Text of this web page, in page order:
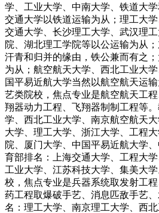
学、工业大学、中南大学、铁道大学
交通大学以铁道运输为从；理工大
交通大学、长沙理工大学、武汉理
院、湖北理工学院等以公运输为从
汗青和归并的缘由，铁公兼而有之
为从；航空航天大学、西北工业大
国平易近航大学当然以航空航天运
艺类院校，焦点专业是航空航天工
翔器动力工程、飞翔器制制工程等
学、西北工业大学、南京航空航天
大学、理工大学、浙江大学、工程
院、厦门大学、中国平易近航大学
育部排名：上海交通大学、工程大
工业大学、江苏科技大学、集美大
校，焦点专业是兵器系统取发射工
药工程取爆破手艺、消息匹敌手艺
名：理工大学、南京理工大学、西